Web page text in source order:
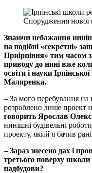
Спорудження
Знаючи небажання
на подібні «секретні»
Приірпіння» тим часом
приводу до нині вже
освіти і науки
Маляренка.
– За мого перебування на
розроблено лише проект
говорить Ярослав
нинішні будівельні
проекту, який я бачив
– Зараз знесено дах і
третього поверху
надбудови?